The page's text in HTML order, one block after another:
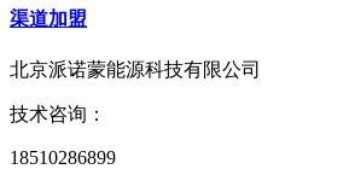
渠道加盟
北京派诺蒙能源科技有限公司
技术咨询：
18510286899